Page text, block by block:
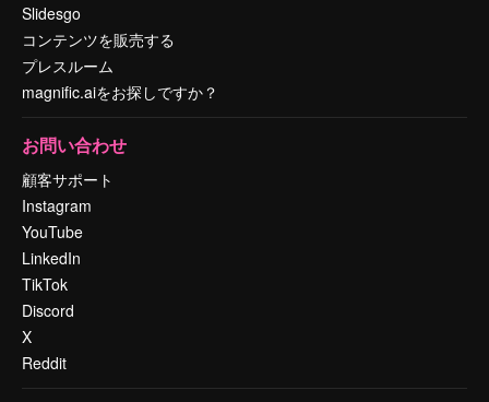
Slidesgo
コンテンツを販売する
プレスルーム
magnific.aiをお探しですか？
お問い合わせ
顧客サポート
Instagram
YouTube
LinkedIn
TikTok
Discord
X
Reddit